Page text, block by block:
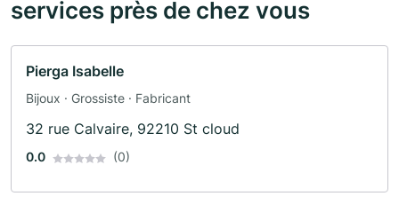
services près de chez vous
Pierga Isabelle
Bijoux · Grossiste · Fabricant
32 rue Calvaire, 92210 St cloud
0.0 (0)